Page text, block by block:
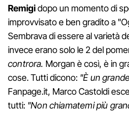
Remigidopo un momento di
improvvisato e ben gradito a
Sembrava di essere al varietà
invece erano solo le 2 del
controra. Morgan è così, è in
cose. Tutti dicono: "È un
Fanpage.it, Marco Castoldi
tutti: "Non chiamatemi più